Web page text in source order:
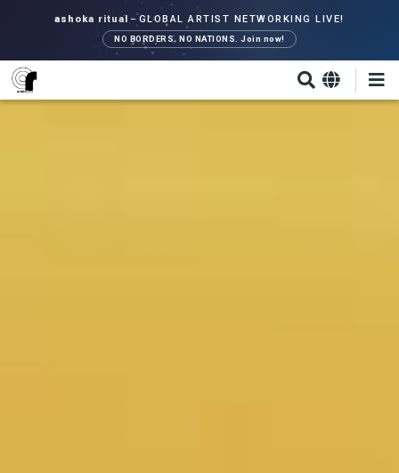
zum
Inhalt
ashoka ritual – GLOBAL ARTIST NETWORKING LIVE!
NO BORDERS. NO NATIONS. Join now!